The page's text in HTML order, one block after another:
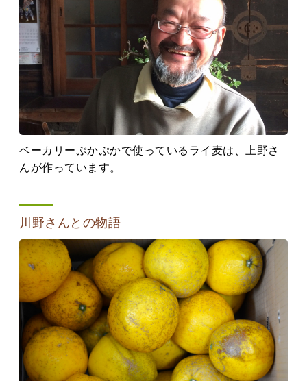
ベーカリーぷかぷかで使っているライ麦は、上野さ
んが作っています。
川野さんとの物語